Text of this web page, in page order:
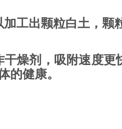
加工出颗粒白土，颗
干燥剂，吸附速度更
的健康。